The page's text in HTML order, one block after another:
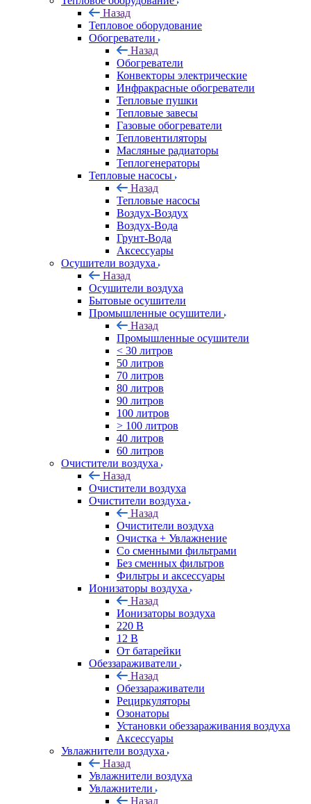
Назад
Тепловое оборудование
Обогреватели
Назад
Обогреватели
Конвекторы электрические
Инфракрасные обогреватели
Тепловые пушки
Тепловые завесы
Газовые обогреватели
Тепловентиляторы
Масляные радиаторы
Теплогенераторы
Тепловые насосы
Назад
Тепловые насосы
Воздух-Воздух
Воздух-Вода
Грунт-Вода
Аксессуары
Осушители воздуха
Назад
Осушители воздуха
Бытовые осушители
Промышленные осушители
Назад
Промышленные осушители
< 30 литров
50 литров
70 литров
80 литров
90 литров
100 литров
> 100 литров
40 литров
60 литров
Очистители воздуха
Назад
Очистители воздуха
Очистители воздуха
Назад
Очистители воздуха
Очистка + Увлажнение
Cо сменными фильтрами
Без сменных фильтров
Фильтры и аксессуары
Ионизаторы воздуха
Назад
Ионизаторы воздуха
220 В
12 В
От батарейки
Обеззараживатели
Назад
Обеззараживатели
Рециркуляторы
Озонаторы
Установки обеззараживания воздуха
Аксессуары
Увлажнители воздуха
Назад
Увлажнители воздуха
Увлажнители
Назад